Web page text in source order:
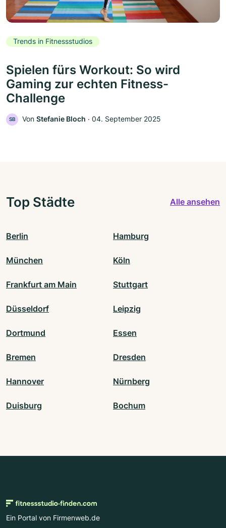
Trends in Fitnessstudios
Spielen fürs Workout: So wird
Gaming zur echten Fitness-
Challenge
SB Von Stefanie Bloch ‧ 04. September 2025
Top Städte Alle ansehen
Berlin Hamburg
München Köln
Frankfurt am Main Stuttgart
Düsseldorf Leipzig
Dortmund Essen
Bremen Dresden
Hannover Nürnberg
Duisburg Bochum
Ein Portal von Firmenweb.de